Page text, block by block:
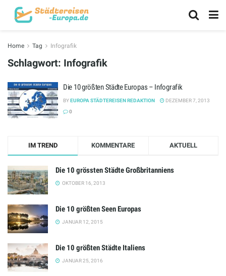
Home Tag Infografik
Schlagwort: Infografik
Die 10 größten Städte Europas – Infografik
BYEUROPA STÄDTEREISEN REDAKTION
DEZEMBER 7, 2013
0
IM TREND KOMMENTARE AKTUELL
Die 10 grössten Städte Großbritanniens
OKTOBER 16, 2013
Die 10 größten Seen Europas
JANUAR 12, 2015
Die 10 größten Städte Italiens
JANUAR 25, 2016